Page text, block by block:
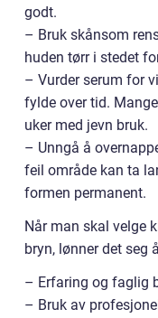
godt.
– Bruk skånsom
huden tørr i stedet
– Vurder serum for
fylde over tid.
uker med jevn bruk.
– Unngå å
feil område kan ta
formen permanent.
Når man skal velge
bryn, lønner det seg
– Erfaring og faglig
– Bruk av